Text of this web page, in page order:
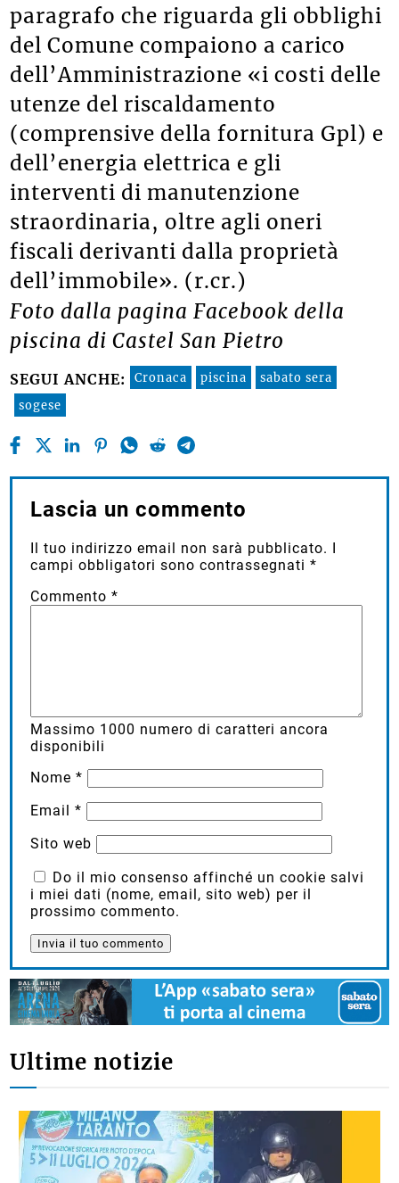
paragrafo che riguarda gli obblighi
del Comune compaiono a carico
dell’Amministrazione «i costi delle
utenze del riscaldamento
(comprensive della fornitura Gpl) e
dell’energia elettrica e gli
interventi di manutenzione
straordinaria, oltre agli oneri
fiscali derivanti dalla proprietà
dell’immobile». (r.cr.)
Foto dalla pagina Facebook della
piscina di Castel San Pietro
SEGUI ANCHE: Cronaca piscina
sabato sera
sogese
Lascia un commento
Il tuo indirizzo email non sarà pubblicato. I
campi obbligatori sono contrassegnati*
Commento*
Massimo 1000 numero di caratteri ancora
disponibili
Nome*
Email*
Sito web
Do il mio consenso affinché un cookie salvi
i miei dati (nome, email, sito web) per il
prossimo commento.
Ultime notizie